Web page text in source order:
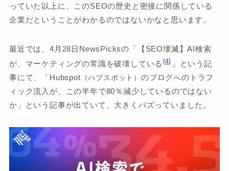
っていた以上に、このSEOの歴史と密接に関係している
企業だということがわかるのではないかなと思います。
最近では、4月28日NewsPicksの「【SEO壊滅】AI検索
が、マーケティングの常識を破壊している 4
」という記
事にて、「Hubspot （ハブスポット）のブログへのトラフ
ィック流入が、この半年で80％減少しているのではない
か」という記事が出ていて、大きくバズっていました。